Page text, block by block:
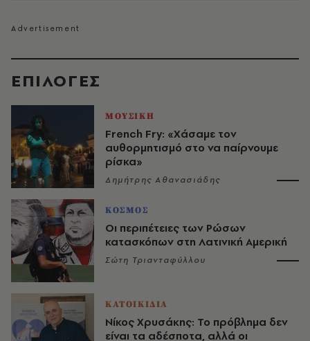
EΠΙΛΟΓΈΣ
ΜΟΥΣΙΚΗ
French Fry: «Χάσαμε τον
αυθορμητισμό στο να παίρνουμε
ρίσκα»
Δημήτρης Αθανασιάδης
ΚΟΣΜΟΣ
Οι περιπέτειες των Ρώσων
κατασκόπων στη Λατινική Αμερική
Σώτη Τριανταφύλλου
ΚΑΤΟΙΚΙΔΙΑ
Νίκος Χρυσάκης: Το πρόβλημα δεν
είναι τα αδέσποτα, αλλά οι